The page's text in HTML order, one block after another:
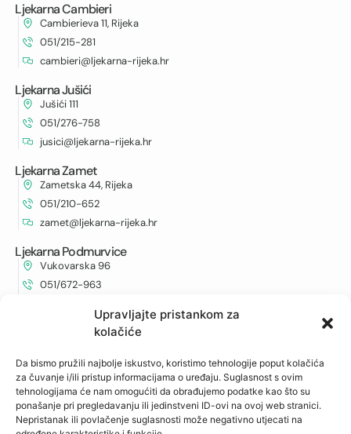
Upravljajte pristankom za
kolačiće
Da bismo pružili najbolje iskustvo, koristimo tehnologije poput kolačića
za čuvanje i/ili pristup informacijama o uređaju. Suglasnost s ovim
tehnologijama će nam omogućiti da obrađujemo podatke kao što su
ponašanje pri pregledavanju ili jedinstveni ID-ovi na ovoj web stranici.
Nepristanak ili povlačenje suglasnosti može negativno utjecati na
Ljekarna Cambieri
Cambierieva 11, Rijeka
051/215-281
cambieri@ljekarna-rijeka.hr
Ljekarna Jušići
Jušići 111
051/276-758
jusici@ljekarna-rijeka.hr
Ljekarna Zamet
Zametska 44, Rijeka
051/210-652
zamet@ljekarna-rijeka.hr
Ljekarna Podmurvice
Vukovarska 96
051/672-963
Ljekarna Kantrida
051/262-594
kantrida@ljekarna-rijeka.hr